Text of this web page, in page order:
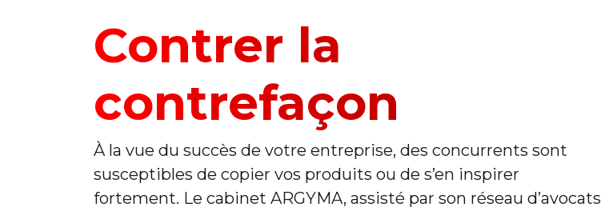
Contrer la
contrefaçon
À la vue du succès de votre entreprise, des concurrents sont
susceptibles de copier vos produits ou de s’en inspirer
fortement. Le cabinet ARGYMA, assisté par son réseau d’avocats